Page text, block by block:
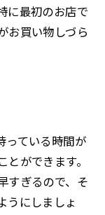
に最初のお店で
お買い物しづら
っている時間が
ができます。
すぎるので、そ
うにしましょ